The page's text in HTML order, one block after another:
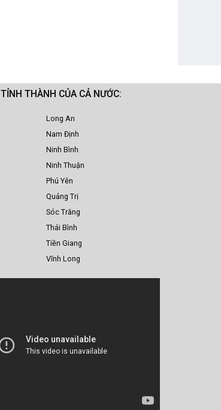
THÀNH CỦA CẢ NƯỚC:
Long An
Nam Định
Ninh Bình
Ninh Thuận
Phú Yên
Quảng Trị
Sóc Trăng
Thái Bình
Tiền Giang
Vĩnh Long